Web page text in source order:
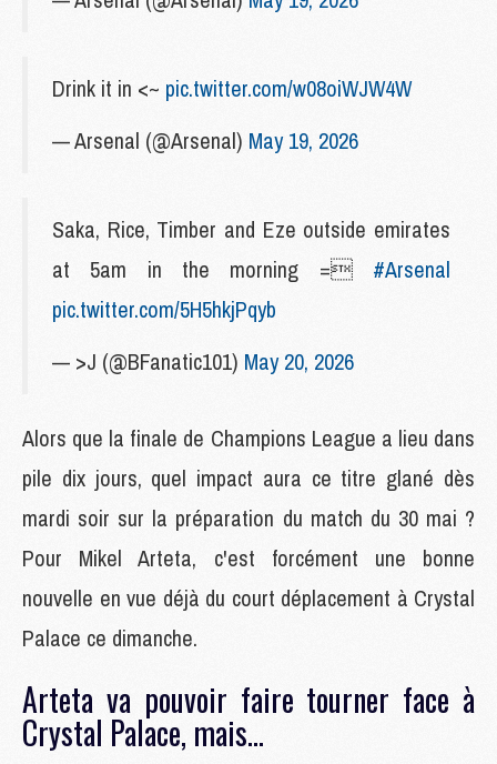
Drink it in <~ pic.twitter.com/w08oiWJW4W
— Arsenal (@Arsenal) May 19, 2026
Saka, Rice, Timber and Eze outside emirates
at 5am in the morning = #Arsenal
pic.twitter.com/5H5hkjPqyb
— >J (@BFanatic101) May 20, 2026
Alors que la finale de Champions League a lieu dans
pile dix jours, quel impact aura ce titre glané dès
mardi soir sur la préparation du match du 30 mai ?
Pour Mikel Arteta, c'est forcément une bonne
nouvelle en vue déjà du court déplacement à Crystal
Palace ce dimanche.
Arteta va pouvoir faire tourner face à
Crystal Palace, mais...